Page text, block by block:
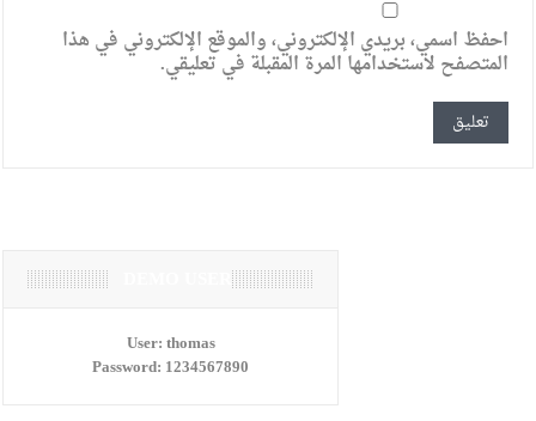
احفظ اسمي، بريدي الإلكتروني، والموقع الإلكتروني في هذا
المتصفح لاستخدامها المرة المقبلة في تعليقي.
User:thomas
Password: 1234567890